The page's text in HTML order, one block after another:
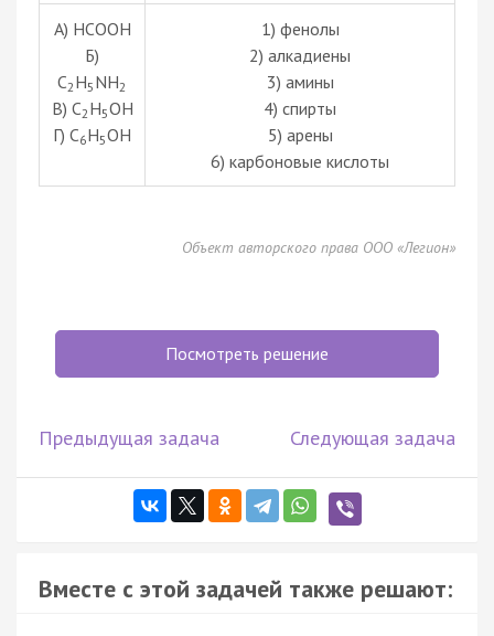
А) HCOOH
Б)
C2 H5 NH2
В) C2 H5OH
Г) C6H5OH
1) фенолы
2) алкадиены
3) амины
4) спирты
5) арены
6) карбоновые кислоты
Объект авторского права ООО «Легион»
Посмотреть решение
Предыдущая задача Следующая задача
Вместе с этой задачей также решают: